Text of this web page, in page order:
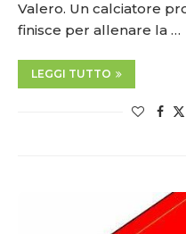
Valero. Un calciatore
finisce per allenare la …
LEGGI TUTTO